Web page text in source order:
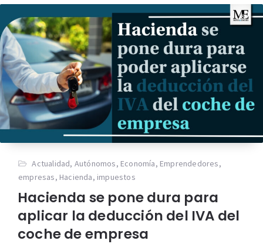
Actualidad, Autónomos, Economía, Emprendedores,
empresas, Hacienda, impuestos
Hacienda se pone dura para
aplicar la deducción del IVA del
coche de empresa